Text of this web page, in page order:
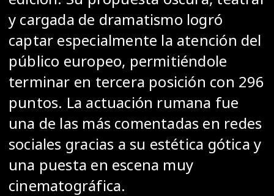
y cargada de dramatismo logró
captar especialmente la atención del
público europeo, permitiéndole
terminar en tercera posición con 296
puntos. La actuación rumana fue
una de las más comentadas en redes
sociales gracias a su estética gótica y
una puesta en escena muy
cinematográfica.